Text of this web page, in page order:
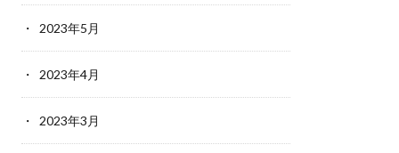
2023年5月
2023年4月
2023年3月